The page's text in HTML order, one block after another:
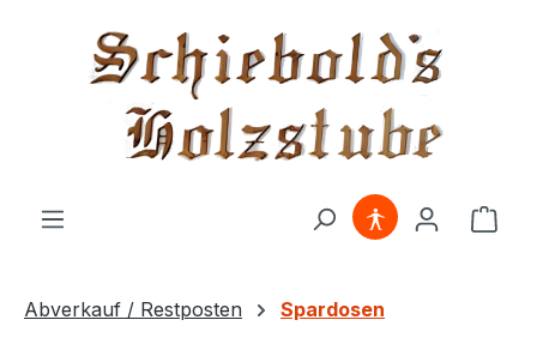
springen
Abverkauf / Restposten Spardosen